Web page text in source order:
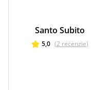
Santo Subito
5,0 (2 recenzie)